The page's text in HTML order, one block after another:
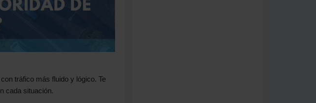
tráfico más fluido y lógico. Te
cada situación.